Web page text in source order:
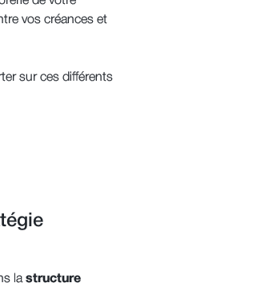
vos créances et
sur ces différents
la structure